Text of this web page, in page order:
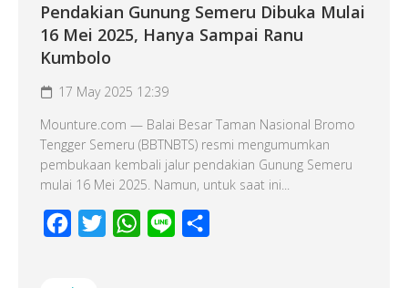
Pendakian Gunung Semeru Dibuka Mulai
16 Mei 2025, Hanya Sampai Ranu
Kumbolo
17 May 2025 12:39
Mounture.com — Balai Besar Taman Nasional Bromo
Tengger Semeru (BBTNBTS) resmi mengumumkan
pembukaan kembali jalur pendakian Gunung Semeru
mulai 16 Mei 2025. Namun, untuk saat ini...
Facebook
Twitter WhatsApp
Line